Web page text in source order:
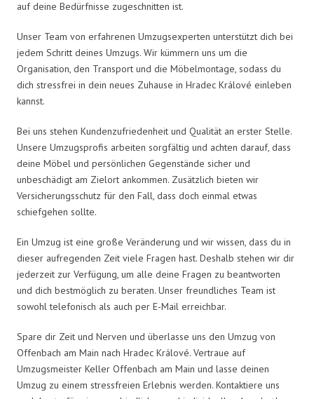
auf deine Bedürfnisse zugeschnitten ist.
Unser Team von erfahrenen Umzugsexperten unterstützt dich bei
jedem Schritt deines Umzugs. Wir kümmern uns um die
Organisation, den Transport und die Möbelmontage, sodass du
dich stressfrei in dein neues Zuhause in Hradec Králové einleben
kannst.
Bei uns stehen Kundenzufriedenheit und Qualität an erster Stelle.
Unsere Umzugsprofis arbeiten sorgfältig und achten darauf, dass
deine Möbel und persönlichen Gegenstände sicher und
unbeschädigt am Zielort ankommen. Zusätzlich bieten wir
Versicherungsschutz für den Fall, dass doch einmal etwas
schiefgehen sollte.
Ein Umzug ist eine große Veränderung und wir wissen, dass du in
dieser aufregenden Zeit viele Fragen hast. Deshalb stehen wir dir
jederzeit zur Verfügung, um alle deine Fragen zu beantworten
und dich bestmöglich zu beraten. Unser freundliches Team ist
sowohl telefonisch als auch per E-Mail erreichbar.
Spare dir Zeit und Nerven und überlasse uns den Umzug von
Offenbach am Main nach Hradec Králové. Vertraue auf
Umzugsmeister Keller Offenbach am Main und lasse deinen
Umzug zu einem stressfreien Erlebnis werden. Kontaktiere uns